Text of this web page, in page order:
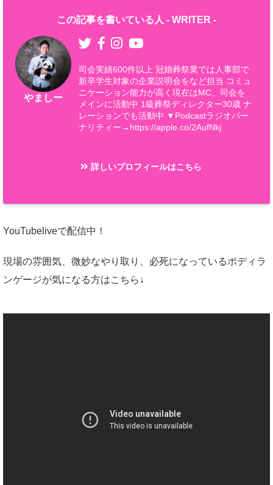
この記事を書いている人 - WRITER -
やましー
司会実績600件以上 冠婚葬祭業では人事部で
新卒学生対象の企業説明会をなど担当 コミュ
ニケーション能力が高く現在はMC、司会を
メインに活動中 1級葬祭ディレクター30歳 ナ
レーションでも活動中 ▼Podcastラジオパー
ナリティー→https://apple.co/2AufNkj
詳しいプロフィールはこちら
YouTubeliveで配信中！
現場の雰囲気、微妙なやり取り、必死になっているボディラ
ンゲージが気になる方はこちら↓